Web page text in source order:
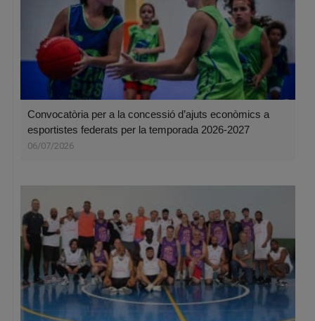
Convocatòria per a la concessió d’ajuts econòmics a
esportistes federats per la temporada 2026-2027
06/07/2026